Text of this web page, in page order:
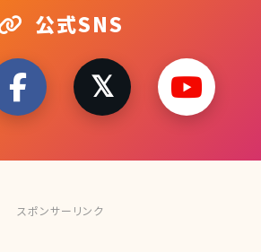
公式SNS
スポンサーリンク